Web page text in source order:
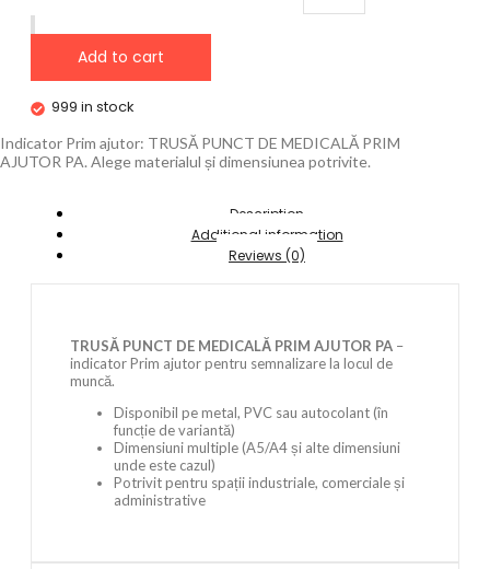
Add to cart
999 in stock
Indicator Prim ajutor: TRUSĂ PUNCT DE MEDICALĂ PRIM
AJUTOR PA. Alege materialul și dimensiunea potrivite.
Description
Additional information
Reviews (0)
TRUSĂ PUNCT DE MEDICALĂ PRIM AJUTOR PA –
indicator Prim ajutor pentru semnalizare la locul de
muncă.
Disponibil pe metal, PVC sau autocolant (în
funcție de variantă)
Dimensiuni multiple (A5/A4 și alte dimensiuni
unde este cazul)
Potrivit pentru spații industriale, comerciale și
administrative